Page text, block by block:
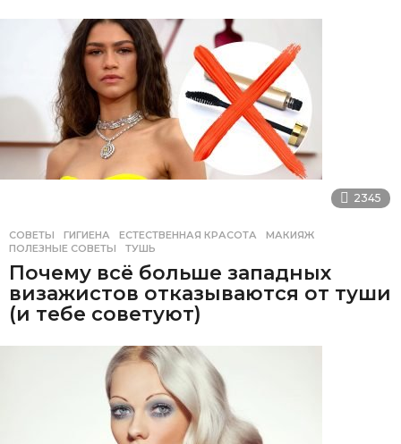
2345
СОВЕТЫ ГИГИЕНА ,ЕСТЕСТВЕННАЯ КРАСОТА ,МАКИЯЖ
ПОЛЕЗНЫЕ СОВЕТЫ
,ТУШЬ
Почему всё больше западных
визажистов отказываются от туши
(и тебе советуют)